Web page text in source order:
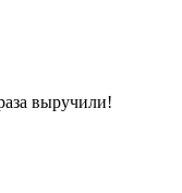
выручили!